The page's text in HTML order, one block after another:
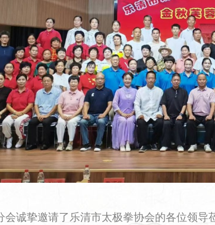
会诚挚邀请了乐清市太极拳协会的各位领